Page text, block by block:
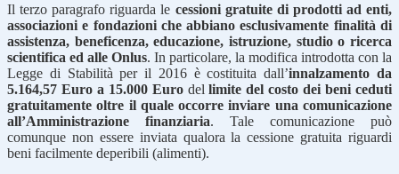
Il terzo paragrafo riguarda le cessioni gratuite di prodotti ad enti,
associazioni e fondazioni che abbiano esclusivamente finalità di
assistenza, beneficenza, educazione, istruzione, studio o ricerca
scientifica ed alle Onlus. In particolare, la modifica introdotta con la
Legge di Stabilità per il 2016 è costituita dall’innalzamento da
5.164,57 Euro a 15.000 Eurodellimite del costo dei beni ceduti
gratuitamente oltre il quale occorre inviare una comunicazione
all’Amministrazione finanziaria. Tale comunicazione può
comunque non essere inviata qualora la cessione gratuita riguardi
beni facilmente deperibili (alimenti).